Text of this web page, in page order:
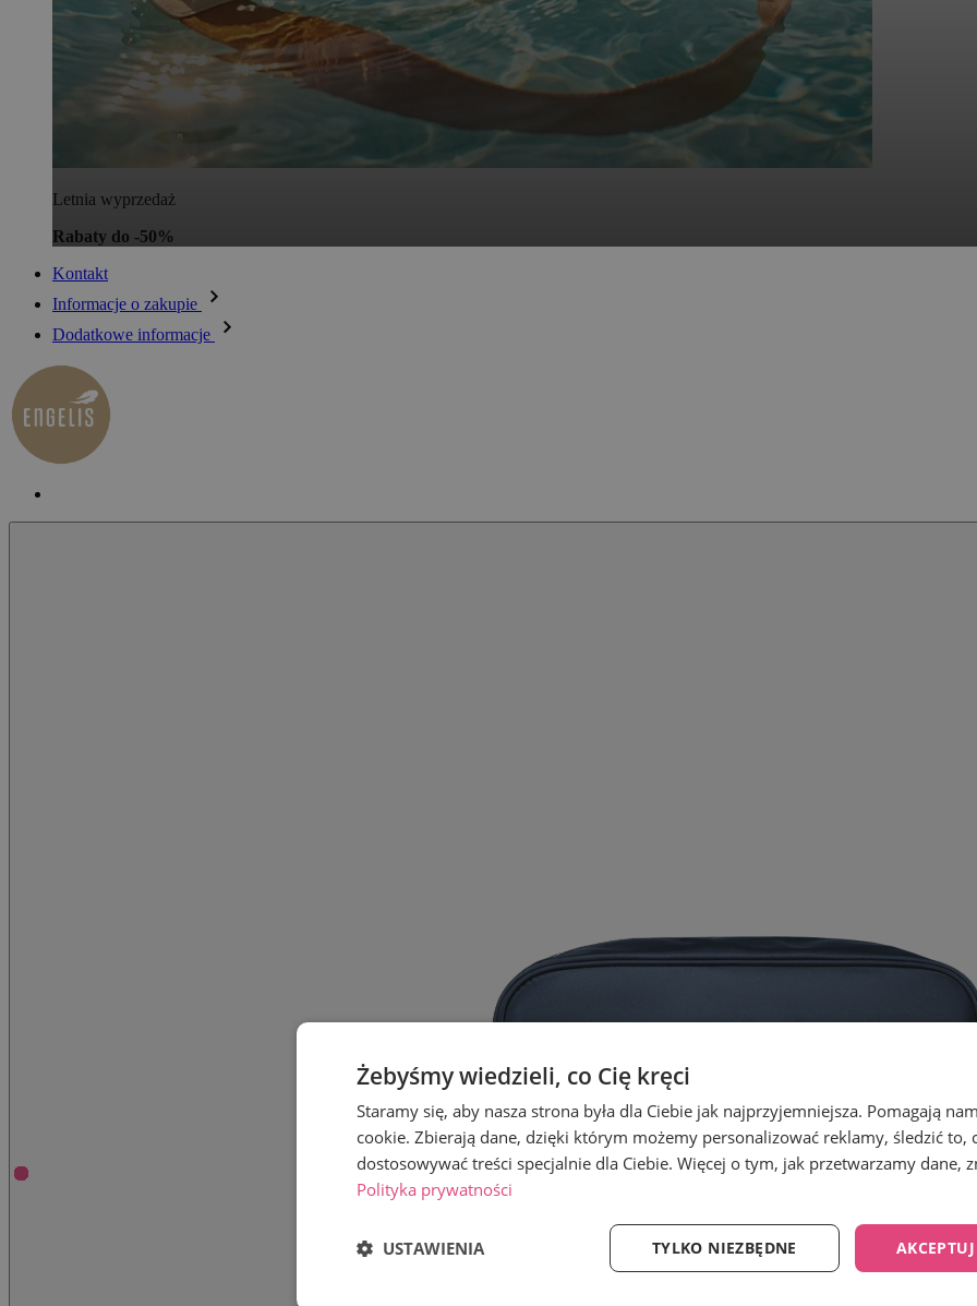
Letnia wyprzedaż
Rabaty do -50%
Kontakt
Informacje o zakupie
Dodatkowe informacje
Żebyśmy wiedzieli, co Cię kręci
Staramy się, aby nasza strona była dla Ciebie jak najprzyjemniejsza. Pomagają
cookie. Zbierają dane, dzięki którym możemy personalizować reklamy, śledzić to,
dostosowywać treści specjalnie dla Ciebie. Więcej o tym, jak przetwarzamy dane,
Polityka prywatności
TYLKO NIEZBĘDNE
USTAWIENIA